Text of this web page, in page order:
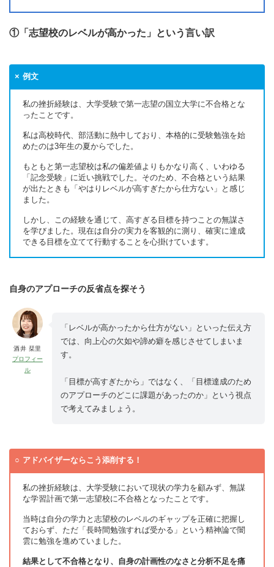
①「志望校のレベルが高かった」という言い訳
例文
私の挫折経験は、大学受験で第一志望の国立大学に不合格とな
ったことです。
私は高校時代、部活動に熱中しており、本格的に受験勉強を始
めたのは3年生の夏からでした。
もともと第一志望校は私の偏差値よりもかなり高く、いわゆる
「記念受験」に近い挑戦でした。そのため、不合格という結果
が出たときも「やはりレベルが高すぎたから仕方ない」と感じ
ました。
しかし、この経験を通じて、高すぎる目標を持つことの無謀さ
を学びました。現在は自分の実力を客観的に測り、確実に達成
できる目標を立てて行動することを心掛けています。
自身のアプローチの反省点を探そう
酒井 栞里
プロフィー
ル
「レベルが高かったから仕方がない」といった伝え方
では、向上心の欠如や諦め癖を感じさせてしまいま
す。
「目標が高すぎたから」ではなく、「目標達成のため
のアプローチのどこに課題があったのか」という視点
で考えてみましょう。
アドバイザーならこう添削する！
私の挫折経験は、大学受験において現状の学力を顧みず、無謀
な学習計画で第一志望校に不合格となったことです。
当時は自分の学力と志望校のレベルのギャップを正確に把握し
ておらず、ただ「長時間勉強すれば受かる」という精神論で闇
雲に勉強を進めていました。
結果として不合格となり、自身の計画性のなさと分析不足を痛